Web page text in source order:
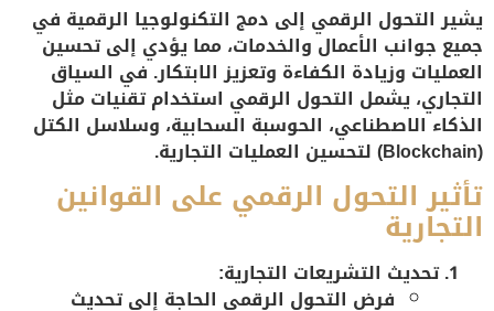
يشير التحول الرقمي إلى دمج التكنولوجيا الرقمية في
جميع جوانب الأعمال والخدمات، مما يؤدي إلى تحسين
العمليات وزيادة الكفاءة وتعزيز الابتكار. في السياق
التجاري، يشمل التحول الرقمي استخدام تقنيات مثل
الذكاء الاصطناعي، الحوسبة السحابية، وسلاسل الكتل
(Blockchain) لتحسين العمليات التجارية.
تأثير التحول الرقمي على القوانين
التجارية
تحديث التشريعات التجارية:
فرض التحول الرقمي الحاجة إلى تحديث